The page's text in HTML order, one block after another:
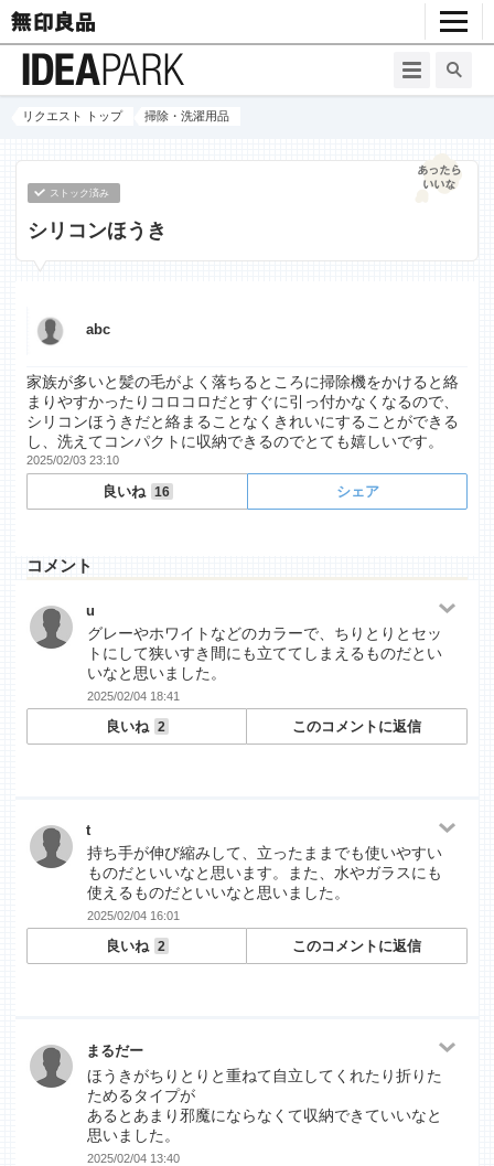
リクエスト トップ 掃除・洗濯用品
ストック済み
シリコンほうき
abc
家族が多いと髪の毛がよく落ちるところに掃除機をかけると絡
まりやすかったりコロコロだとすぐに引っ付かなくなるので、
シリコンほうきだと絡まることなくきれいにすることができる
し、洗えてコンパクトに収納できるのでとても嬉しいです。
2025/02/03 23:10
良いね 16 シェア
コメント
u
グレーやホワイトなどのカラーで、ちりとりとセッ
トにして狭いすき間にも立ててしまえるものだとい
いなと思いました。
2025/02/04 18:41
良いね 2 このコメントに返信
t
持ち手が伸び縮みして、立ったままでも使いやすい
ものだといいなと思います。また、水やガラスにも
使えるものだといいなと思いました。
2025/02/04 16:01
良いね 2 このコメントに返信
まるだー
ほうきがちりとりと重ねて自立してくれたり折りた
ためるタイプが
あるとあまり邪魔にならなくて収納できていいなと
思いました。
2025/02/04 13:40